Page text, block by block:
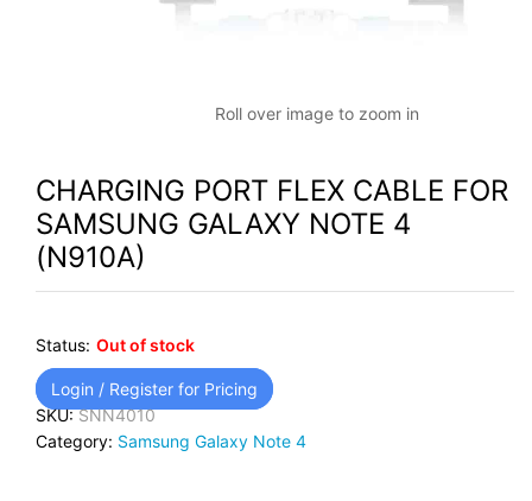
Roll over image to zoom in
CHARGING PORT FLEX CABLE FOR
SAMSUNG GALAXY NOTE 4
(N910A)
Status: Out of stock
Login / Register for Pricing
SKU:SNN4010
Category: Samsung Galaxy Note 4